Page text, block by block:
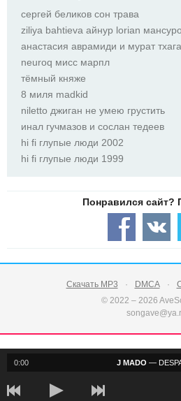
сергей беликов сон трава
ziliya bahtieva айнур lorian
анастасия аврамиди и мурат
neuroq мисс марпл
тёмный княже
8 миля madkid
niletto джиган не умею грустить
инал гучмазов и сослан тедеев
hi fi глупые люди 2002
hi fi глупые люди 1999
Скачать MP3 DMCA
© 2022 – 2026
0:00 J MADO —